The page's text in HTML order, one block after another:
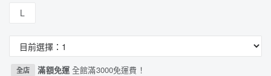
L
全店 滿額免運全館滿3000免運費！